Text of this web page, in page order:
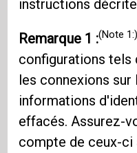
instructions
Remarque 1 :(Note 1:)
configurations tels
les connexions
informations
effacés. Assurez-
compte de ceux-ci